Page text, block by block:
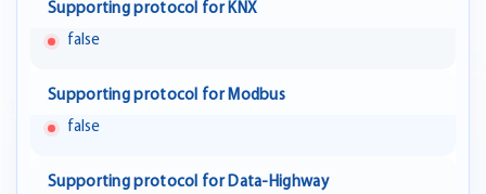
Supporting protocol for KNX
false
Supporting protocol for Modbus
false
Supporting protocol for Data-Highway